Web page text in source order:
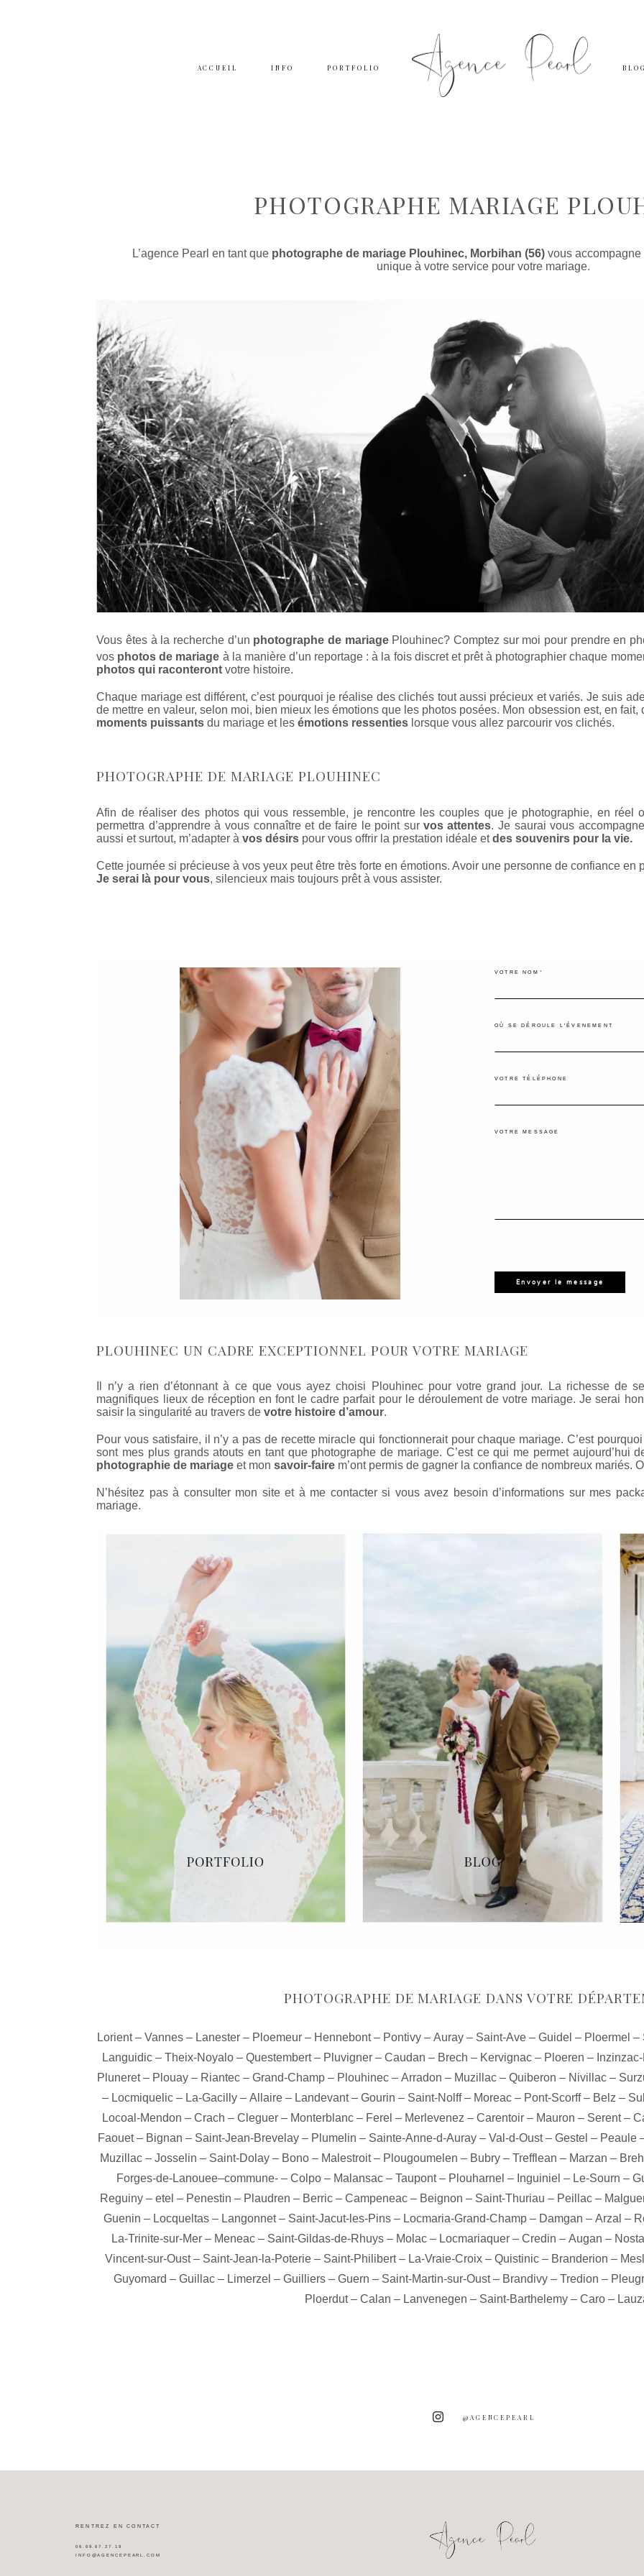
ACCUEIL INFO PORTFOLIO BLOG
PHOTOGRAPHE MARIAGE
L’agence Pearl en tant que photographe de mariage Plouhinec, Morbihan (56)vous accompagne
unique à votre service pour votre mariage.
Vous êtes à la recherche d’un photographe de mariage Plouhinec? Comptez sur moi pour prendre en
vos photos de mariage à la manière d’un reportage : à la fois discret et prêt à photographier chaque
photos qui raconterontvotre histoire.
Chaque mariage est différent, c’est pourquoi je réalise des clichés tout aussi précieux et variés. Je suis
de mettre en valeur, selon moi, bien mieux les émotions que les photos posées. Mon obsession est, en
moments puissants du mariage et lesémotions ressenties lorsque vous allez parcourir vos clichés.
PHOTOGRAPHE DE MARIAGE PLOUHINEC
Afin de réaliser des photos qui vous ressemble, je rencontre les couples que je photographie, en réel
permettra d’apprendre à vous connaître et de faire le point survos attentes. Je saurai vous
aussi et surtout, m’adapter àvos désirs pour vous offrir la prestation idéale etdes souvenirs pour la vie.
Cette journée si précieuse à vos yeux peut être très forte en émotions. Avoir une personne de confiance en
Je serai là pour vous, silencieux mais toujours prêt à vous assister.
VOTRE NOM
OÙ SE DÉROULE L'ÉVENEMENT
VOTRE TÉLÉPHONE
VOTRE MESSAGE
PLOUHINEC UN CADRE EXCEPTIONNEL POUR VOTRE MARIAGE
Il n’y a rien d’étonnant à ce que vous ayez choisi Plouhinec pour votre grand jour. La richesse de
magnifiques lieux de réception en font le cadre parfait pour le déroulement de votre mariage. Je serai
saisir la singularité au travers devotre histoire d’amour.
Pour vous satisfaire, il n’y a pas de recette miracle qui fonctionnerait pour chaque mariage. C’est
sont mes plus grands atouts en tant que photographe de mariage. C’est ce qui me permet aujourd’hui
photographie de mariage et monsavoir-faire m’ont permis de gagner la confiance de nombreux mariés.
N’hésitez pas à consulter mon site et à me contacter si vous avez besoin d’informations sur mes
mariage.
PHOTOGRAPHE DE MARIAGE DANS VOTRE
Lorient– Vannes – Lanester – Ploemeur – Hennebont– Pontivy – Auray – Saint-Ave – Guidel – Ploermel –
Languidic– Theix-Noyalo– Questembert– Pluvigner– Caudan – Brech – Kervignac– Ploeren –
Pluneret– Plouay – Riantec – Grand-Champ – Plouhinec – Arradon – Muzillac – Quiberon – Nivillac –
– Locmiquelic – La-Gacilly – Allaire – Landevant– Gourin – Saint-Nolff– Moreac – Pont-Scorff– Belz –
Locoal-Mendon – Crach – Cleguer– Monterblanc– Ferel – Merlevenez– Carentoir– Mauron – Serent–
Faouet– Bignan – Saint-Jean-Brevelay– Plumelin – Sainte-Anne-d-Auray– Val-d-Oust– Gestel – Peaule
Muzillac – Josselin – Saint-Dolay – Bono – Malestroit– Plougoumelen – Bubry – Trefflean – Marzan –
Forges-de-Lanouee–commune-– Colpo– Malansac– Taupont– Plouharnel – Inguiniel – Le-Sourn –
Reguiny – etel – Penestin – Plaudren – Berric – Campeneac – Beignon – Saint-Thuriau – Peillac –
Guenin – Locqueltas – Langonnet– Saint-Jacut-les-Pins – Locmaria-Grand-Champ – Damgan – Arzal –
La-Trinite-sur-Mer– Meneac– Saint-Gildas-de-Rhuys– Molac– Locmariaquer– Credin – Augan –
Vincent-sur-Oust– Saint-Jean-la-Poterie– Saint-Philibert– La-Vraie-Croix– Quistinic– Branderion –
Guyomard – Guillac– Limerzel – Guilliers– Guern – Saint-Martin-sur-Oust– Brandivy– Tredion –
Ploerdut– Calan – Lanvenegen – Saint-Barthelemy – Caro –
@AGENCEPEARL
RENTREZ EN CONTACT
06.69.67.27.19
INFO@AGENCEPEARL.COM